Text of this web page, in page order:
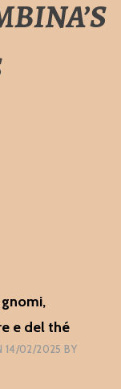
e del thé
14/02/2025 BY